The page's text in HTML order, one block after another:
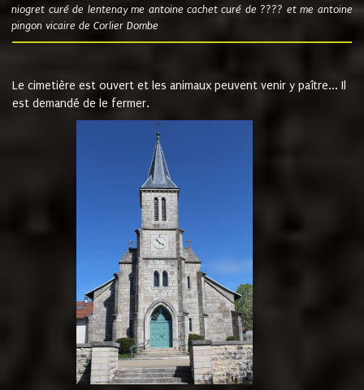
niogret curé de lentenay me antoine cachet curé de ???? et me antoine
pingon vicaire de Corlier Dombe
Le cimetière est ouvert et les animaux peuvent venir y paître... Il
est demandé de le fermer.